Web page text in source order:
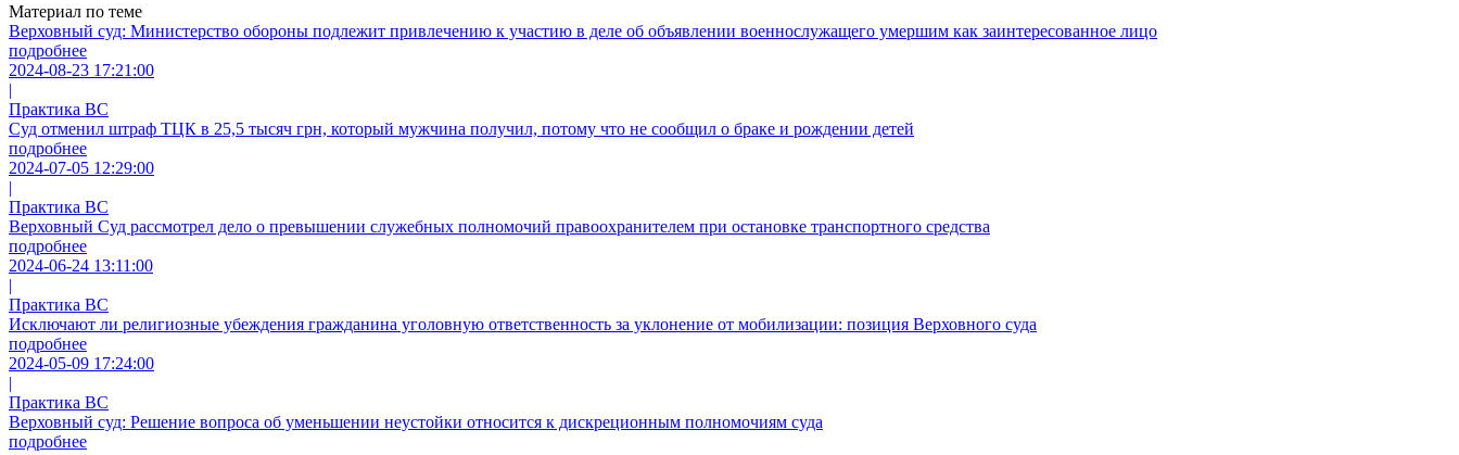
Материал по теме
Верховный суд: Министерство обороны подлежит привлечению к участию в деле об объявлении военнослужащего умершим как заинтересованное лицо
подробнее
2024-08-23 17:21:00
|
Практика ВС
Суд отменил штраф ТЦК в 25,5 тысяч грн, который мужчина получил, потому что не сообщил о браке и рождении детей
подробнее
2024-07-05 12:29:00
|
Практика ВС
Верховный Суд рассмотрел дело о превышении служебных полномочий правоохранителем при остановке транспортного средства
подробнее
2024-06-24 13:11:00
|
Практика ВС
Исключают ли религиозные убеждения гражданина уголовную ответственность за уклонение от мобилизации: позиция Верховного суда
подробнее
2024-05-09 17:24:00
|
Практика ВС
Верховный суд: Решение вопроса об уменьшении неустойки относится к дискреционным полномочиям суда
подробнее